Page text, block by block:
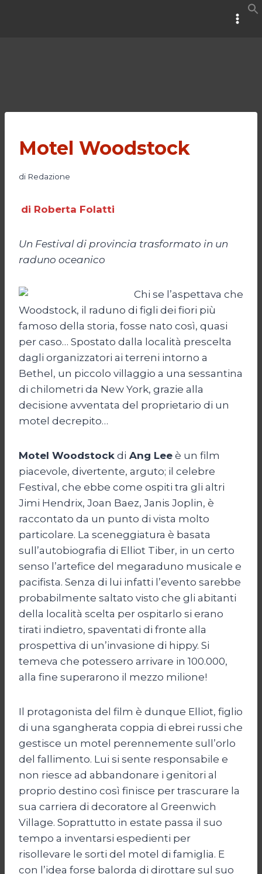
Motel Woodstock
di Redazione
di Roberta Folatti
Un Festival di provincia trasformato in un
raduno oceanico
Chi se l’aspettava che
Woodstock, il raduno di figli dei fiori più
famoso della storia, fosse nato così, quasi
per caso… Spostato dalla località prescelta
dagli organizzatori ai terreni intorno a
Bethel, un piccolo villaggio a una sessantina
di chilometri da New York, grazie alla
decisione avventata del proprietario di un
motel decrepito…
Motel Woodstock di Ang Lee è un film
piacevole, divertente, arguto; il celebre
Festival, che ebbe come ospiti tra gli altri
Jimi Hendrix, Joan Baez, Janis Joplin, è
raccontato da un punto di vista molto
particolare. La sceneggiatura è basata
sull’autobiografia di Elliot Tiber, in un certo
senso l’artefice del megaraduno musicale e
pacifista. Senza di lui infatti l’evento sarebbe
probabilmente saltato visto che gli abitanti
della località scelta per ospitarlo si erano
tirati indietro, spaventati di fronte alla
prospettiva di un’invasione di hippy. Si
temeva che potessero arrivare in 100.000,
alla fine superarono il mezzo milione!
Il protagonista del film è dunque Elliot, figlio
di una sgangherata coppia di ebrei russi che
gestisce un motel perennemente sull’orlo
del fallimento. Lui si sente responsabile e
non riesce ad abbandonare i genitori al
proprio destino così finisce per trascurare la
sua carriera di decoratore al Greenwich
Village. Soprattutto in estate passa il suo
tempo a inventarsi espedienti per
risollevare le sorti del motel di famiglia. E
con l’idea forse balorda di dirottare sul suo